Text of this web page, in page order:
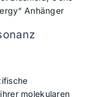
Anhänger
molekularen